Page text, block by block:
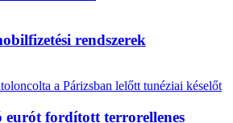
rendszerek
eurót fordított terrorellenes